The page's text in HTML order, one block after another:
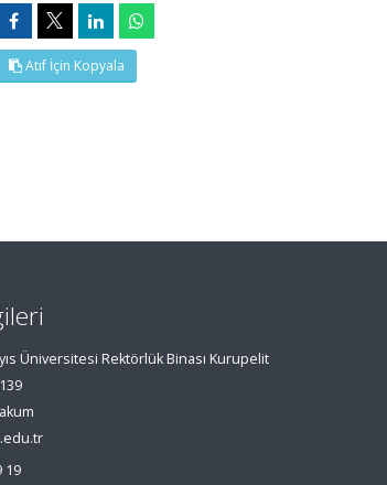
Atıf İçin Kopyala
Üniversitesi Rektörlük Binası Kurupelit
19